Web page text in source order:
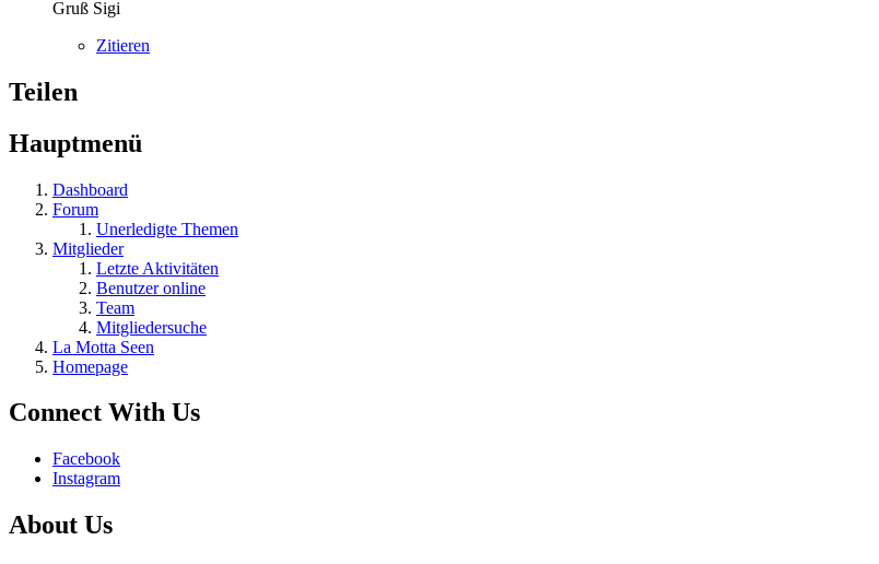
Gruß Sigi
Zitieren
Teilen
Hauptmenü
Dashboard
Forum
Unerledigte Themen
Mitglieder
Letzte Aktivitäten
Benutzer online
Team
Mitgliedersuche
La Motta Seen
Homepage
Connect With Us
Facebook
Instagram
About Us